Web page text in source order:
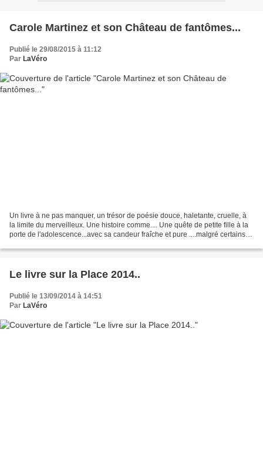
Carole Martinez et son Château de fantômes...
Publié le 29/08/2015 à 11:12
Par LaVéro
Un livre à ne pas manquer, un trésor de poésie douce, haletante, cruelle, à
la limite du merveilleux. Une histoire comme.... Une quête de petite fille à la
porte de l'adolescence...avec sa candeur fraîche et pure ....malgré certains
Le livre sur la Place 2014..
Publié le 13/09/2014 à 14:51
Par LaVéro